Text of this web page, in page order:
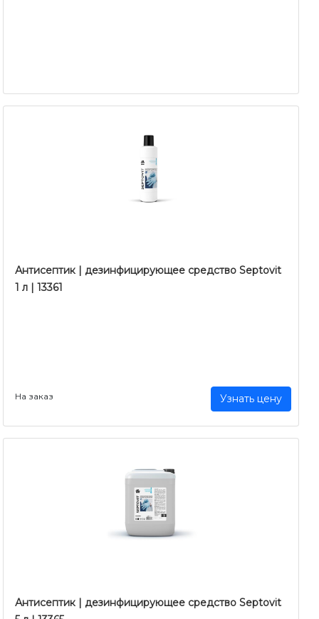
Антисептик | дезинфицирующее средство Septovit
1 л | 13361
На заказ Узнать цену
Антисептик | дезинфицирующее средство Septovit